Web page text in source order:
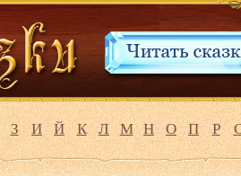
З И Й К Л М Н О П Р